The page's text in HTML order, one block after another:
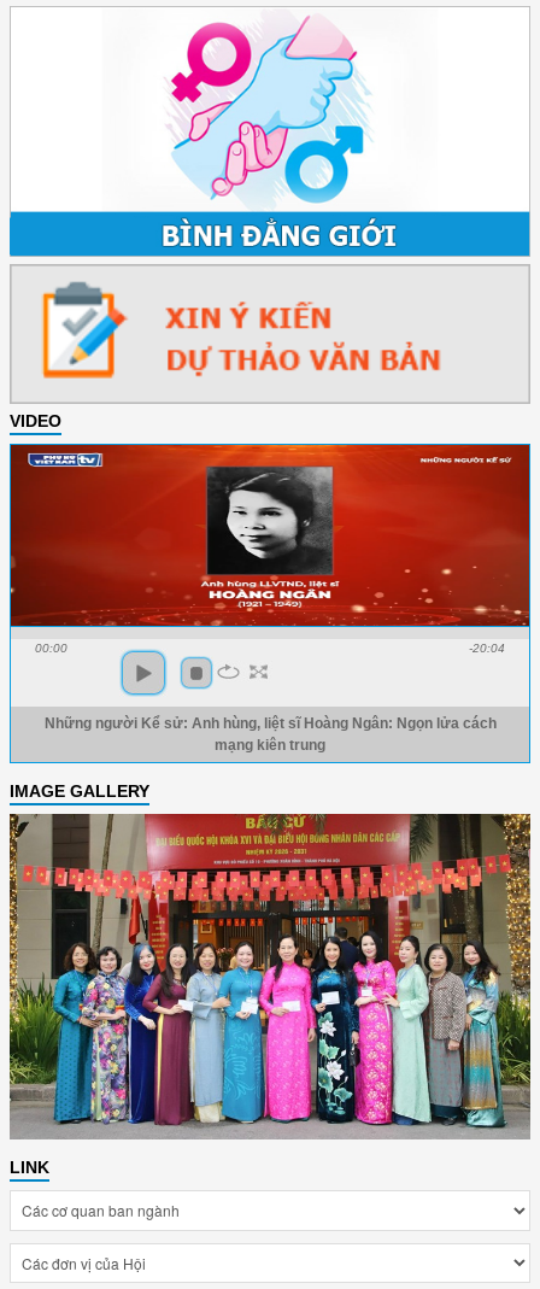
VIDEO
00:00 -20:04
Những người Kể sử: Anh hùng, liệt sĩ Hoàng Ngân: Ngọn lửa cách
mạng kiên trung
IMAGE GALLERY
LINK